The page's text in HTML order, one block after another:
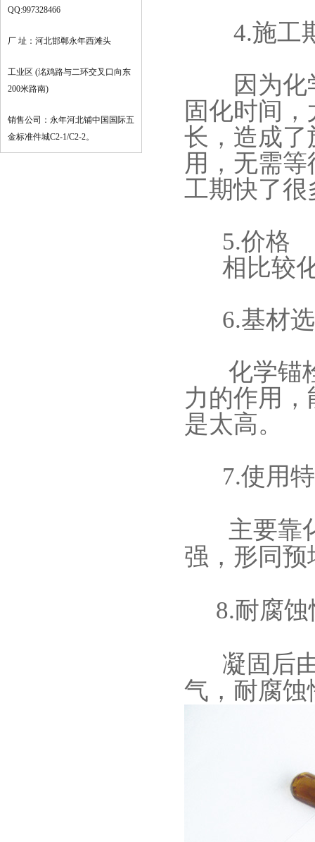
QQ:997328466
厂 址：河北邯郸永年西滩头
工业区 (洺鸡路与二环交叉口向东
200米路南)
销售公司：永年河北铺中国国际五
金标准件城C2-1/C2-2。
4.施工
因为化学
固化时间
长，造成
用，无需
工期快了很
5.价格
相比较化
6.基材
化学锚栓
力的作用
是太高。
7.使用
主要靠化
强，形同预
8.耐腐蚀
凝固后由
气，耐腐